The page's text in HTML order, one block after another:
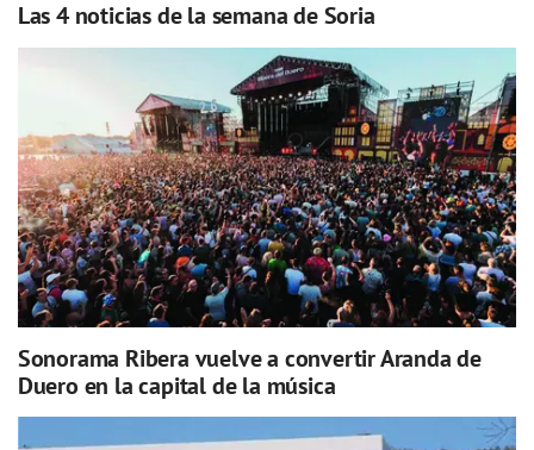
Las 4 noticias de la semana de Soria
Sonorama Ribera vuelve a convertir Aranda de
Duero en la capital de la música